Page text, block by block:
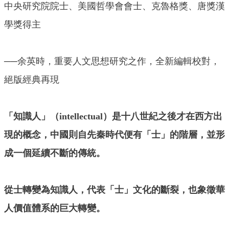
中央研究院院士、美國哲學會會士、克魯格獎、唐獎漢
學獎得主
──余英時，重要人文思想研究之作，全新編輯校對，
絕版經典再現
「知識人」（intellectual）是十八世紀之後才在西方出
現的概念，中國則自先秦時代便有「士」的階層，並形
成一個延續不斷的傳統。
從士轉變為知識人，代表「士」文化的斷裂，也象徵華
人價值體系的巨大轉變。